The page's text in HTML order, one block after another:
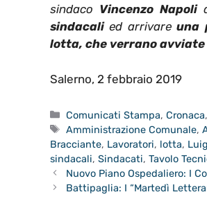
sindaco Vincenzo Napoli
sindacalied arrivareuna
lotta, che verrano
Salerno, 2 febbraio 2019
Categorie
Comunicati Stampa,Cronaca,
Tag
Amministrazione Comunale,
Bracciante, Lavoratori, lotta,
sindacali, Sindacati, Tavolo
Nuovo Piano Ospedaliero: I
Battipaglia: I “Martedì